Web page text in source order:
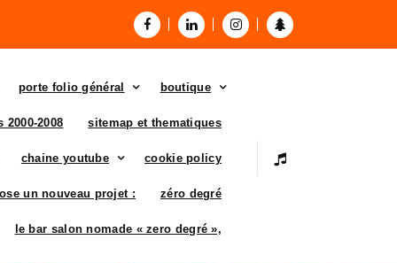
porte folio général boutique
2008 sitemap et thematiques
chaine youtube cookie policy
un nouveau projet : zéro degré
le bar salon nomade « zero degré »,